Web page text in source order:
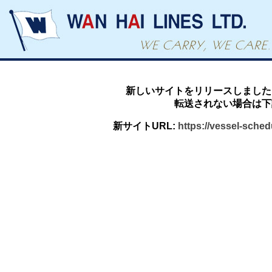
新しいサイトをリリースしまし
転送されない場合は
新サイトURL: https://vessel-